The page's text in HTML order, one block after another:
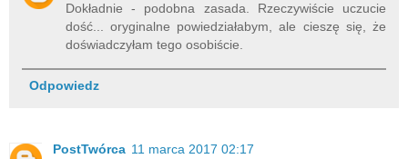
Dokładnie - podobna zasada. Rzeczywiście uczucie
dość... oryginalne powiedziałabym, ale cieszę się, że
doświadczyłam tego osobiście.
Odpowiedz
PostTwórca 11 marca 2017 02:17